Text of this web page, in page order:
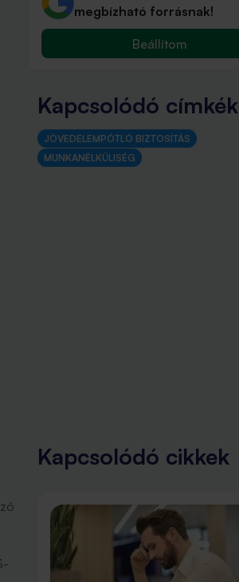
megbízható forrásnak!
Beállítom
Kapcsolódó címkék
JÖVEDELEMPÓTLÓ BIZTOSÍTÁS
MUNKANÉLKÜLISÉG
Kapcsolódó cikkek